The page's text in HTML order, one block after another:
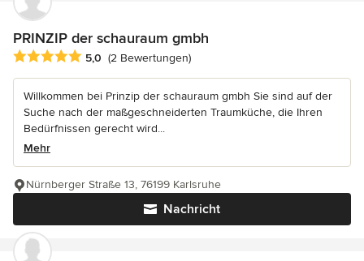
PRINZIP der schauraum gmbh
Durchschnittliche Bewertung: 5 von 5 Sternen
5,0 (2 Bewertungen)
Willkommen bei Prinzip der schauraum gmbh Sie sind auf der
Suche nach der maßgeschneiderten Traumküche, die Ihren
Bedürfnissen gerecht wird...
Mehr
Nachricht
Nürnberger Straße 13, 76199 Karlsruhe